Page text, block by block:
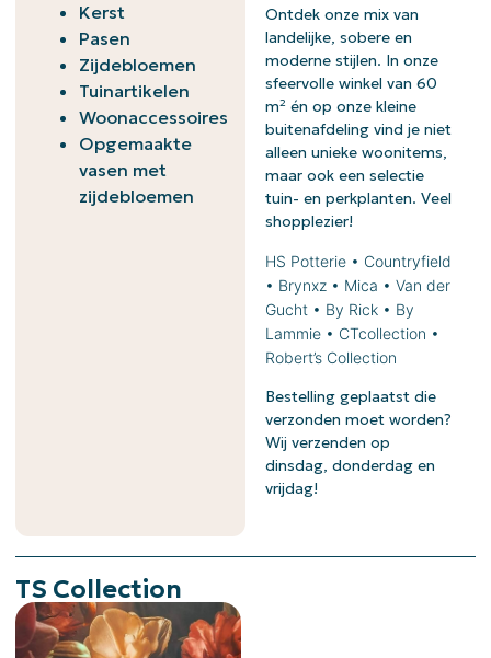
Kerst
Pasen
Zijdebloemen
Tuinartikelen
Woonaccessoires
Opgemaakte
vasen met
zijdebloemen
Ontdek onze mix van
landelijke, sobere en
moderne stijlen. In onze
sfeervolle winkel van 60
m² én op onze kleine
buitenafdeling vind je niet
alleen unieke woonitems,
maar ook een selectie
tuin- en perkplanten. Veel
shopplezier!
HS Potterie • Countryfield
• Brynxz • Mica • Van der
Gucht • By Rick • By
Lammie • CTcollection •
Robert’s Collection
Bestelling geplaatst die
verzonden moet worden?
Wij verzenden op
dinsdag, donderdag en
vrijdag!
TS Collection